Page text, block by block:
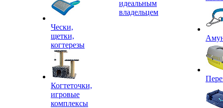
Чески,
щетки,
когтерезы
Когтеточки,
игровые
комплексы
идеальным
владельцем